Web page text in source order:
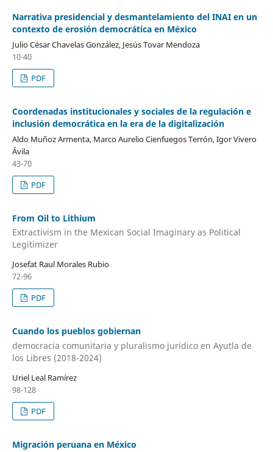
Narrativa presidencial y desmantelamiento del INAI en un
contexto de erosión democrática en México
Julio César Chavelas González, Jesús Tovar Mendoza
10-40
PDF
Coordenadas institucionales y sociales de la regulación e
inclusión democrática en la era de la digitalización
Aldo Muñoz Armenta, Marco Aurelio Cienfuegos Terrón, Igor Vivero
Ávila
43-70
PDF
From Oil to Lithium
Extractivism in the Mexican Social Imaginary as Political
Legitimizer
Josefat Raul Morales Rubio
72-96
PDF
Cuando los pueblos gobiernan
democracia comunitaria y pluralismo jurídico en Ayutla de
los Libres (2018-2024)
Uriel Leal Ramírez
98-128
PDF
Migración peruana en México